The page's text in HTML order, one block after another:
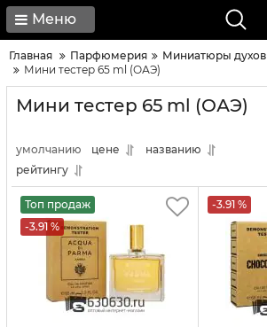
Меню
Главная Парфюмерия
Миниатюры духов
Мини тестер 65 ml (ОАЭ)
Мини тестер 65 ml (ОАЭ)
умолчанию цене
названию
рейтингу
Топ продаж
-3.91 %
-3.91 %